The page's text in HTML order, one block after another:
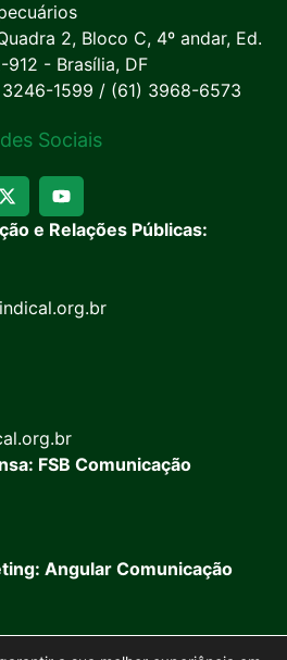
2, Bloco C, 4º andar, Ed.
- Brasília, DF
1599 / (61) 3968-6573
Sociais
e Relações Públicas:
FSB Comunicação
Angular Comunicação